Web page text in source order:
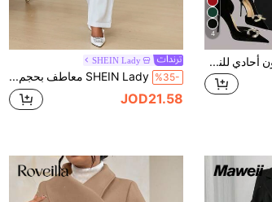
4
كارديجان طويل أنيق بلون أحادي للنساء كبيرات الحجم، جاكيت سوداء متعددة الاستخدامات للربيع والصيف والخريف SHEIN Lady
%35- SHEIN Lady معاطف بحجم كبير أنيقة للعمل المكتبي من جلد PU أسود بياقة مائلة بأكمام طويلة للخريف والشتاء
JOD21.58